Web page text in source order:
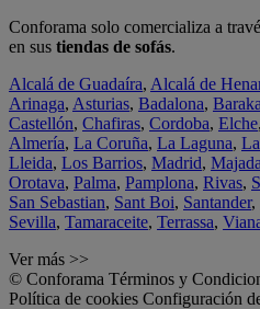
Conforama solo comercializa a
en sus tiendas de sofás.
Alcalá de Guadaíra, Alcalá de
Arinaga, Asturias, Badalona,
Castellón, Chafiras, Cordoba, Elche,
Almería, La Coruña, La Laguna,
Lleida, Los Barrios, Madrid,
Orotava, Palma, Pamplona, Rivas,
San Sebastian, Sant Boi, Santander,
Sevilla, Tamaraceite, Terrassa,
Ver más >>
© Conforama Términos y
Política de cookies Configuración